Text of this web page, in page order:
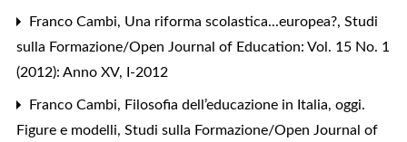
Franco Cambi, Una riforma scolastica...europea?, Studi
sulla Formazione/Open Journal of Education: Vol. 15 No. 1
(2012): Anno XV, I-2012
Franco Cambi, Filosofia dell’educazione in Italia, oggi.
Figure e modelli, Studi sulla Formazione/Open Journal of